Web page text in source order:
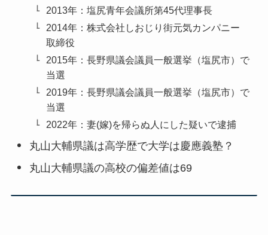
2013年：塩尻青年会議所第45代理事長
2014年：株式会社しおじり街元気カンパニー
取締役
2015年：長野県議会議員一般選挙（塩尻市）で
当選
2019年：長野県議会議員一般選挙（塩尻市）で
当選
2022年：妻(嫁)を帰らぬ人にした疑いで逮捕
丸山大輔県議は高学歴で大学は慶應義塾？
丸山大輔県議の高校の偏差値は69